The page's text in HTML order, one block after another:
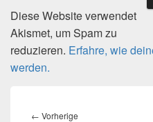
Diese Website verwendet
Akismet, um Spam zu
reduzieren. Erfahre, wie
werden.
← Vorherige